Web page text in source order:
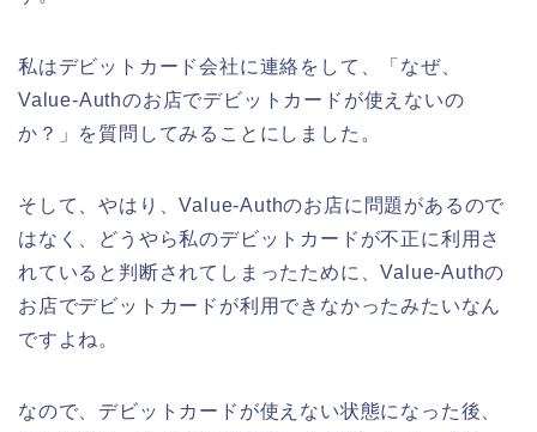
私はデビットカード会社に連絡をして、「なぜ、
Value-Authのお店でデビットカードが使えないの
か？」を質問してみることにしました。
そして、やはり、Value-Authのお店に問題があるので
はなく、どうやら私のデビットカードが不正に利用さ
れていると判断されてしまったために、Value-Authの
お店でデビットカードが利用できなかったみたいなん
ですよね。
なので、デビットカードが使えない状態になった後、